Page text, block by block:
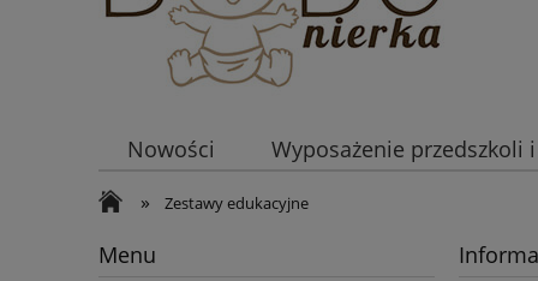
Nowości Wyposażenie przedszkoli
» Zestawy edukacyjne
Menu